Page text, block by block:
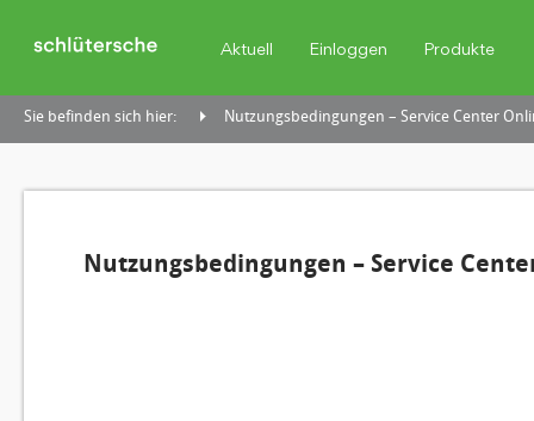
Aktuell Einloggen Produkte
Sie befinden sich hier: Nutzungsbedingungen – Service Center
Nutzungsbedingungen – Service